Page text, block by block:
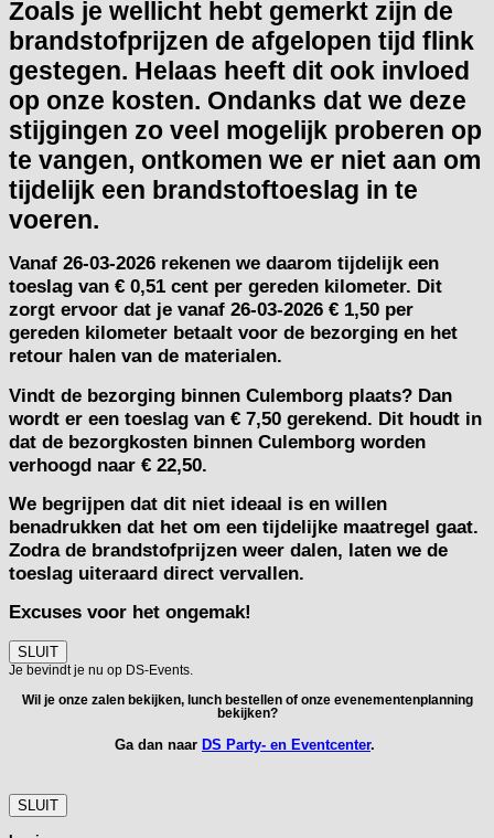
Zoals je wellicht hebt gemerkt zijn de
brandstofprijzen de afgelopen tijd flink
gestegen. Helaas heeft dit ook invloed
op onze kosten. Ondanks dat we deze
stijgingen zo veel mogelijk proberen op
te vangen, ontkomen we er niet aan om
tijdelijk een brandstoftoeslag in te
voeren.
Vanaf 26-03-2026 rekenen we daarom tijdelijk een
toeslag van € 0,51 cent per gereden kilometer. Dit
zorgt ervoor dat je vanaf 26-03-2026 € 1,50 per
gereden kilometer betaalt voor de bezorging en het
retour halen van de materialen.
Vindt de bezorging binnen Culemborg plaats? Dan
wordt er een toeslag van € 7,50 gerekend. Dit houdt in
dat de bezorgkosten binnen Culemborg worden
verhoogd naar € 22,50.
We begrijpen dat dit niet ideaal is en willen
benadrukken dat het om een tijdelijke maatregel gaat.
Zodra de brandstofprijzen weer dalen, laten we de
toeslag uiteraard direct vervallen.
Excuses voor het ongemak!
SLUIT
Je bevindt je nu op DS-Events.
Wil je onze zalen bekijken, lunch bestellen of onze evenementenplanning
bekijken?
Ga dan naar DS Party- en Eventcenter.
SLUIT